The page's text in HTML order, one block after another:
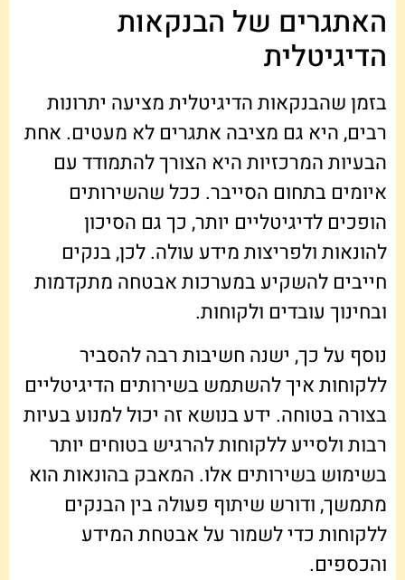
האתגרים של הבנקאות
הדיגיטלית
בזמן שהבנקאות הדיגיטלית מציעה יתרונות
רבים, היא גם מציבה אתגרים לא מעטים. אחת
הבעיות המרכזיות היא הצורך להתמודד עם
איומים בתחום הסייבר. ככל שהשירותים
הופכים לדיגיטליים יותר, כך גם הסיכון
להונאות ולפריצות מידע עולה. לכן, בנקים
חייבים להשקיע במערכות אבטחה מתקדמות
ובחינוך עובדים ולקוחות.
נוסף על כך, ישנה חשיבות רבה להסביר
ללקוחות איך להשתמש בשירותים הדיגיטליים
בצורה בטוחה. ידע בנושא זה יכול למנוע בעיות
רבות ולסייע ללקוחות להרגיש בטוחים יותר
בשימוש בשירותים אלו. המאבק בהונאות הוא
מתמשך, ודורש שיתוף פעולה בין הבנקים
ללקוחות כדי לשמור על אבטחת המידע
והכספים.